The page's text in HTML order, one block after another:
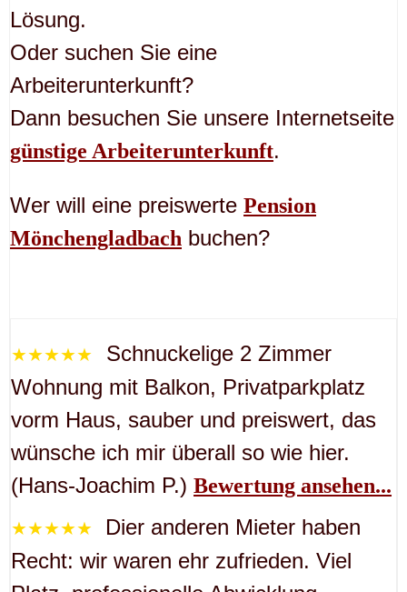
Lösung.
Oder suchen Sie eine
Arbeiterunterkunft?
Dann besuchen Sie unsere Internetseite
günstige Arbeiterunterkunft.
Wer will eine preiswerte Pension
Mönchengladbach buchen?
★★★★★
Schnuckelige 2 Zimmer
Wohnung mit Balkon, Privatparkplatz
vorm Haus, sauber und preiswert, das
wünsche ich mir überall so wie hier.
(Hans-Joachim P.) Bewertung ansehen...
★★★★★
Dier anderen Mieter haben
Recht: wir waren ehr zufrieden. Viel